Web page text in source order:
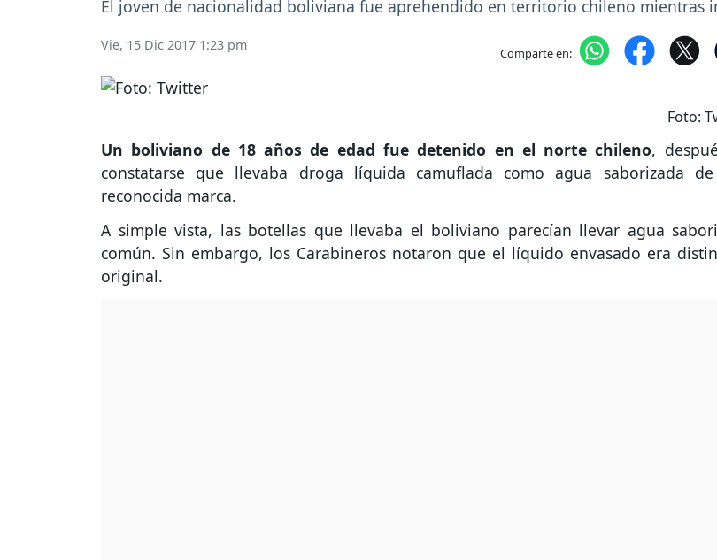
El joven de nacionalidad boliviana fue aprehendido en territorio chileno mientras
Vie, 15 Dic 2017 1:23 pm Comparte en:
Foto:
Un boliviano de 18 años de edad fue detenido en el norte chileno,
constatarse que llevaba droga líquida camuflada como agua saborizada
reconocida marca.
A simple vista, las botellas que llevaba el boliviano parecían llevar agua
común. Sin embargo, los Carabineros notaron que el líquido envasado era
original.